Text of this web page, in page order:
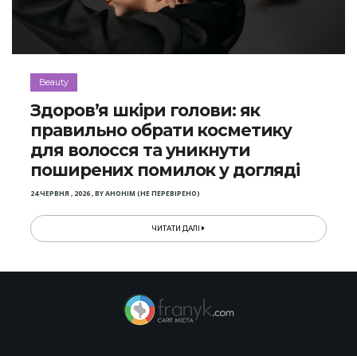
Beauty
Здоров’я шкіри голови: як
правильно обрати косметику
для волосся та уникнути
поширених помилок у догляді
24 ЧЕРВНЯ , 2026,BYАНОНІМ (НЕ ПЕРЕВІРЕНО)
ЧИТАТИ ДАЛІ